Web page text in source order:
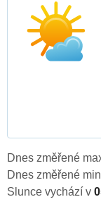
Dnes změřené
Dnes změřené
Slunce vychází v